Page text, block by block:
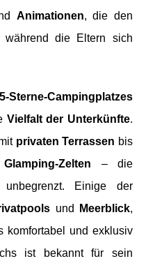
Animationen, die den
während die Eltern sich
5-Sterne-Campingplatzes
Vielfalt der Unterkünfte.
privaten Terrassen bis
Glamping-Zelten – die
unbegrenzt. Einige der
und Meerblick,
komfortabel und exklusiv
ist bekannt für sein